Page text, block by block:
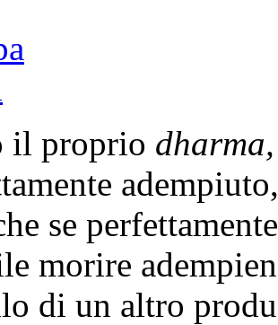
il proprio dharma,
se
morire
di un altro